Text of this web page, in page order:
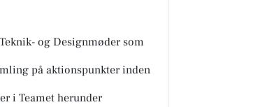
og Designmøder som
på aktionspunkter inden
i Teamet herunder